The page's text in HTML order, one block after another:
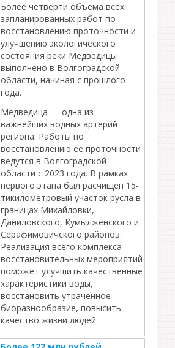
Более четверти объема всех
запланированных работ по
восстановлению проточности и
улучшению экологического
состояния реки Медведицы
выполнено в Волгоградской
области, начиная с прошлого
года.
Медведица — одна из
важнейших водных артерий
региона. Работы по
восстановлению ее проточности
ведутся в Волгоградской
области с 2023 года. В рамках
первого этапа был расчищен 15-
тикилометровый участок русла в
границах Михайловки,
Даниловского, Кумылженского и
Серафимовичского районов.
Реализация всего комплекса
восстановительных мероприятий
поможет улучшить качественные
характеристики воды,
восстановить утраченное
биоразнообразие, повысить
качество жизни людей.